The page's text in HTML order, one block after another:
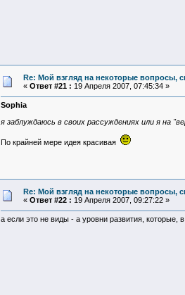
Re: Мой взгляд на некоторые вопросы,
« Ответ #21 : 19 Апреля 2007, 07:45:34 »
Sophia
я заблуждаюсь в своих рассуждениях или я на
По крайней мере идея красивая
Re: Мой взгляд на некоторые вопросы,
« Ответ #22 : 19 Апреля 2007, 09:27:22 »
а если это не виды - а уровни развития, которые,